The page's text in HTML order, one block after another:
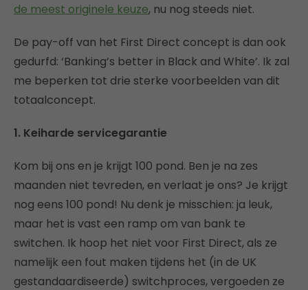
de meest originele keuze, nu nog steeds niet.
De pay-off van het First Direct concept is dan ook
gedurfd: ‘Banking’s better in Black and White’. Ik zal
me beperken tot drie sterke voorbeelden van dit
totaalconcept.
1. Keiharde servicegarantie
Kom bij ons en je krijgt 100 pond. Ben je na zes
maanden niet tevreden, en verlaat je ons? Je krijgt
nog eens 100 pond! Nu denk je misschien: ja leuk,
maar het is vast een ramp om van bank te
switchen. Ik hoop het niet voor First Direct, als ze
namelijk een fout maken tijdens het (in de UK
gestandaardiseerde) switchproces, vergoeden ze